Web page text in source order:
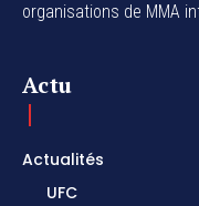
organisations de MMA
Actu
Actualités
UFC